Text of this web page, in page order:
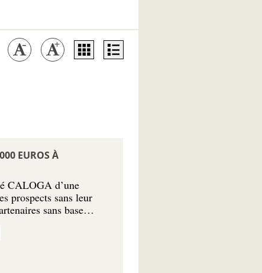
EUROS À
CALOGA d’une
prospects sans leur
sans base…